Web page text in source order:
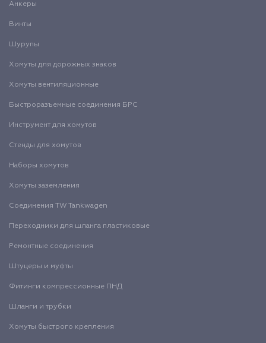
Анкеры
Винты
Шурупы
Хомуты для дорожных знаков
Хомуты вентиляционные
Быстроразъемные соединения БРС
Инструмент для хомутов
Стенды для хомутов
Наборы хомутов
Хомуты заземления
Соединения TW Tankwagen
Переходники для шланга пластиковые
Ремонтные соединения
Штуцеры и муфты
Фитинги компрессионные ПНД
Шланги и трубки
Хомуты быстрого крепления